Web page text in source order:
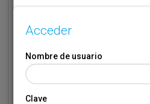
Acceder
Nombre de usuario
Clave